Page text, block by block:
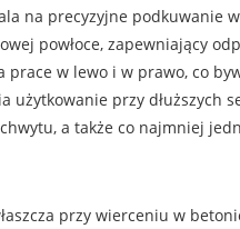
na precyzyjne podkuwanie
powłoce, zapewniający
w lewo i w prawo, co
użytkowanie przy dłuższych
a także co najmniej
przy wierceniu w